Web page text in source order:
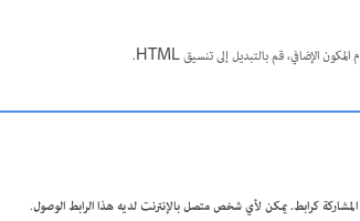
المشاركة كرابط. يمكن لأي شخص متصل بالإنترنت لديه هذا الرابط الوصول.